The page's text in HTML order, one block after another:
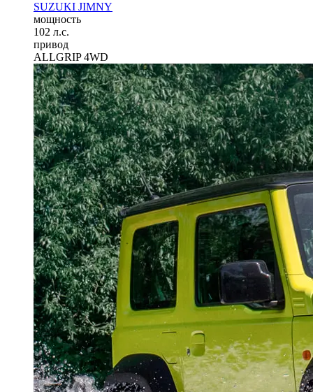
SUZUKI JIMNY
мощность
102 л.с.
привод
ALLGRIP 4WD